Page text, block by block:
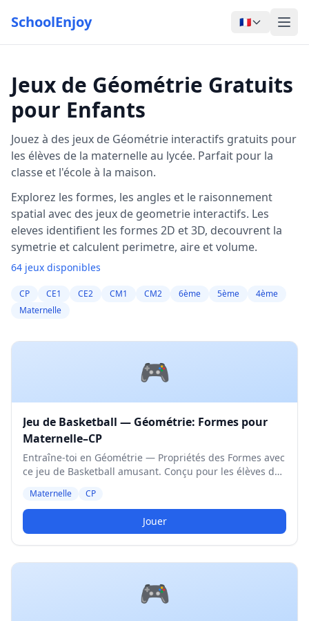
SchoolEnjoy 🇫🇷
Jeux de Géométrie Gratuits
pour Enfants
Jouez à des jeux de Géométrie interactifs gratuits pour
les élèves de la maternelle au lycée. Parfait pour la
classe et l'école à la maison.
Explorez les formes, les angles et le raisonnement
spatial avec des jeux de geometrie interactifs. Les
eleves identifient les formes 2D et 3D, decouvrent la
symetrie et calculent perimetre, aire et volume.
64 jeux disponibles
CP CE1 CE2 CM1 CM2 6ème 5ème
4ème
Maternelle
🎮
Jeu de Basketball — Géométrie: Formes pour
Maternelle–CP
Entraîne-toi en Géométrie — Propriétés des Formes avec
ce jeu de Basketball amusant. Conçu pour les élèves de
Maternelle CP
Jouer
🎮